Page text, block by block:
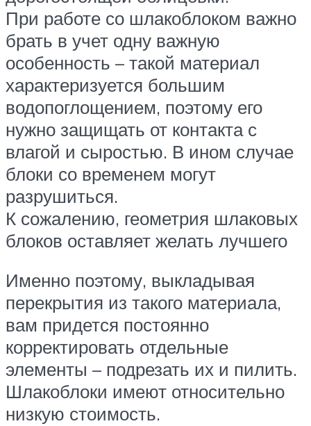
При работе со шлакоблоком важно
брать в учет одну важную
особенность – такой материал
характеризуется большим
водопоглощением, поэтому его
нужно защищать от контакта с
влагой и сыростью. В ином случае
блоки со временем могут
разрушиться.
К сожалению, геометрия шлаковых
блоков оставляет желать лучшего
Именно поэтому, выкладывая
перекрытия из такого материала,
вам придется постоянно
корректировать отдельные
элементы – подрезать их и пилить.
Шлакоблоки имеют относительно
низкую стоимость.